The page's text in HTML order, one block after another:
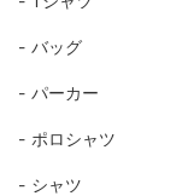
バッグ
パーカー
ポロシャツ
シャツ